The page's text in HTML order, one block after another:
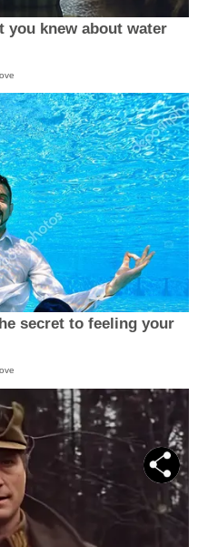
you knew about water
secret to feeling your